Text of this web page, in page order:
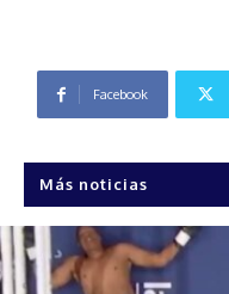
Facebook
Más noticias